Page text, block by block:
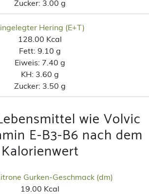
Zucker: 3.00 g
Hering (E+T)
128.00 Kcal
Fett: 9.10 g
Eiweis: 7.40 g
KH: 3.60 g
Zucker: 3.50 g
wie Volvic
E-B3-B6 nach dem
Kalorienwert
Gurken-Geschmack (dm)
19.00 Kcal